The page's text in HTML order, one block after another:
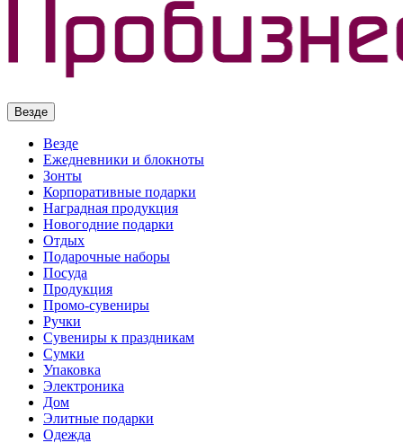
Везде
Везде
Ежедневники и блокноты
Зонты
Корпоративные подарки
Наградная продукция
Новогодние подарки
Отдых
Подарочные наборы
Посуда
Продукция
Промо-сувениры
Ручки
Сувениры к праздникам
Сумки
Упаковка
Электроника
Дом
Элитные подарки
Одежда